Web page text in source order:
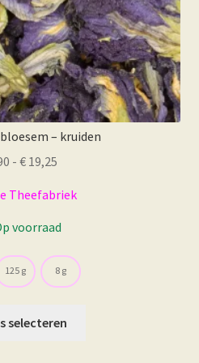
– kruiden
- € 19,25
tot
€ 19,25
Theefabriek
voorraad
125 g 8 g
selecteren